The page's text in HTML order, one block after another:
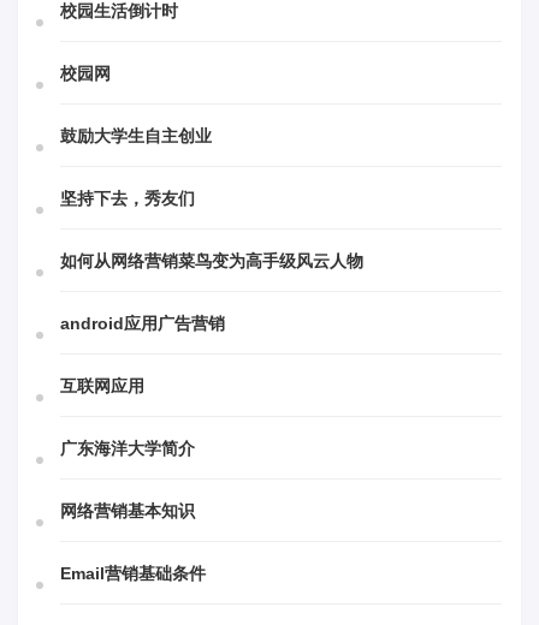
校园生活倒计时
校园网
鼓励大学生自主创业
坚持下去，秀友们
如何从网络营销菜鸟变为高手级风云人物
android应用广告营销
互联网应用
广东海洋大学简介
网络营销基本知识
Email营销基础条件